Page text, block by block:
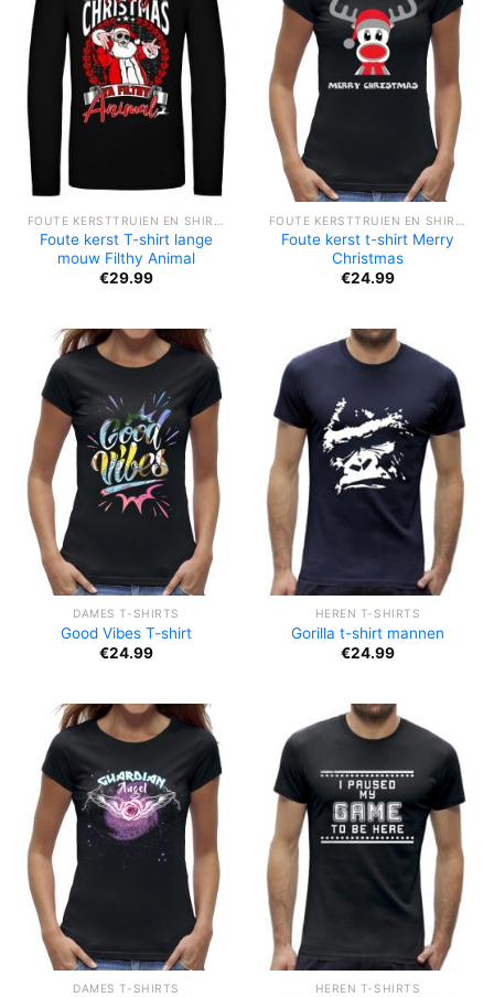
Foute kerst T-shirt lange
mouw Filthy Animal
€29.99
Foute kerst t-shirt Merry
Christmas
€24.99
DAMES T-SHIRTS
Good Vibes T-shirt
€24.99
HEREN T-SHIRTS
Gorilla t-shirt mannen
€24.99
DAMES T-SHIRTS HEREN T-SHIRTS